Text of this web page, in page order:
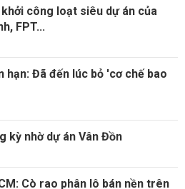
công loạt siêu dự án của
FPT...
hạn: Đã đến lúc bỏ 'cơ chế bao
kỳ nhờ dự án Vân Đồn
Cò rao phân lô bán nền trên